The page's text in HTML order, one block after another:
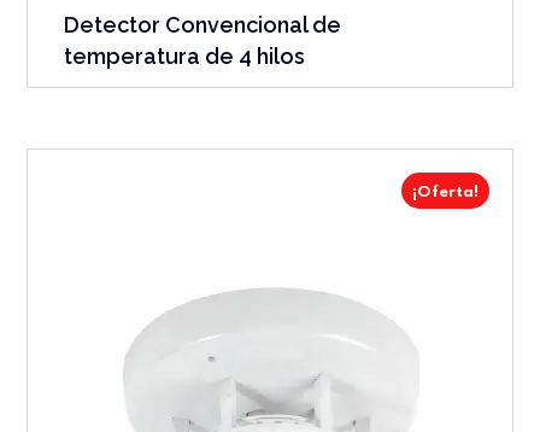
Detector Convencional de
temperatura de 4 hilos
¡Oferta!